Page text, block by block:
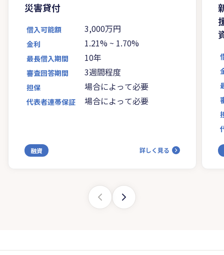
災害貸付
借入可能額 3,000万円
金利 1.21% ~ 1.70%
最長借入期間 10年
審査回答期間 3週間程度
担保 場合によって必要
代表者連帯保証 場合によって必要
融資 詳しく見る